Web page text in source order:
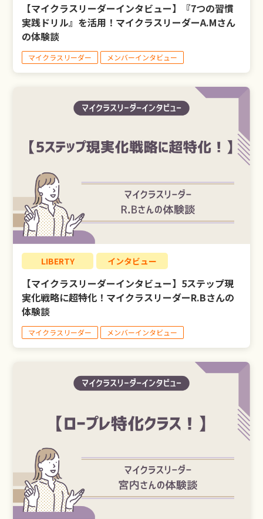
【マイクラスリーダーインタビュー】『7つの習慣
実践ドリル』を活用！マイクラスリーダーA.Mさん
の体験談
マイクラスリーダー メンバーインタビュー
LIBERTY インタビュー
【マイクラスリーダーインタビュー】5ステップ現
実化戦略に超特化！マイクラスリーダーR.Bさんの
体験談
マイクラスリーダー メンバーインタビュー